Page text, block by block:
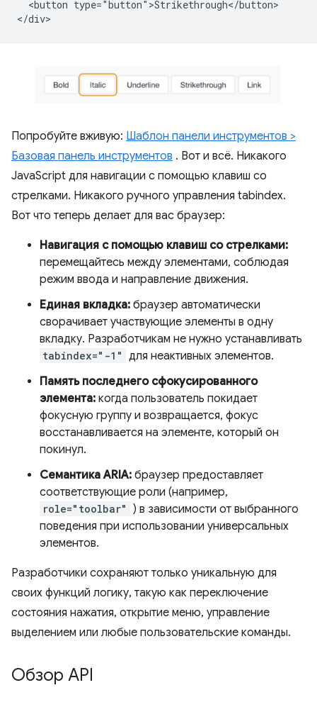
  <button type="button">Strikethrough</button>
Попробуйте вживую: Шаблон панели инструментов >
Базовая панель инструментов . Вот и всё. Никакого
JavaScript для навигации с помощью клавиш со
стрелками. Никакого ручного управления tabindex.
Вот что теперь делает для вас браузер:
Навигация с помощью клавиш со стрелками:
перемещайтесь между элементами, соблюдая
режим ввода и направление движения.
Единая вкладка: браузер автоматически
сворачивает участвующие элементы в одну
вкладку. Разработчикам не нужно устанавливать
tabindex="-1" для неактивных элементов.
Память последнего сфокусированного
элемента: когда пользователь покидает
фокусную группу и возвращается, фокус
восстанавливается на элементе, который он
покинул.
Семантика ARIA: браузер предоставляет
соответствующие роли (например,
role="toolbar"
) в зависимости от выбранного
поведения при использовании универсальных
элементов.
Разработчики сохраняют только уникальную для
своих функций логику, такую ​​как переключение
состояния нажатия, открытие меню, управление
выделением или любые пользовательские команды.
Обзор API